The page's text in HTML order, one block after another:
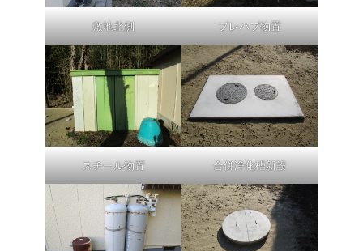
敷地北側 プレハブ物置
スチール物置 合併浄化槽新設